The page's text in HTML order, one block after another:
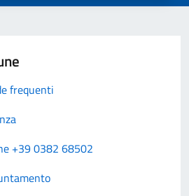
frequenti
+39 0382 68502